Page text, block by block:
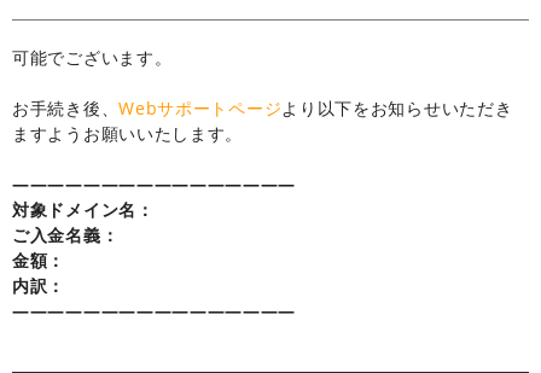
可能でございます。
お手続き後、Webサポートページより以下をお知らせいただき
ますようお願いいたします。
————————————————
対象ドメイン名：
ご入金名義：
金額：
内訳：
————————————————